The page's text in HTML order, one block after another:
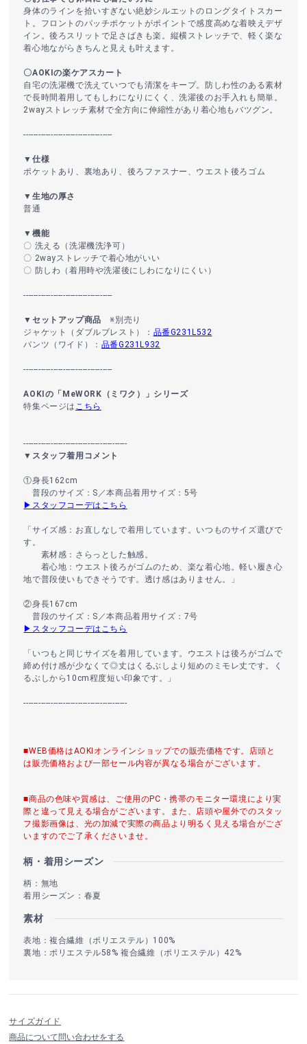
身体のラインを拾いすぎない絶妙シルエットのロングタイトスカー
ト。フロントのパッチポケットがポイントで感度高めな着映えデザ
イン。後ろスリットで足さばきも楽。縦横ストレッチで、軽く楽な
着心地ながらきちんと見えも叶えます。
〇AOKIの楽ケアスカート
自宅の洗濯機で洗えていつでも清潔をキープ。防しわ性のある素材
で長時間着用してもしわになりにくく、洗濯後のお手入れも簡単。
2wayストレッチ素材で全方向に伸縮性があり着心地もバツグン。
------------------------------------
▼仕様
ポケットあり、裏地あり、後ろファスナー、ウエスト後ろゴム
▼生地の厚さ
普通
▼機能
〇 洗える（洗濯機洗浄可）
〇 2wayストレッチで着心地がいい
〇 防しわ（着用時や洗濯後にしわになりにくい）
------------------------------------
▼セットアップ商品 ※別売り
ジャケット（ダブルブレスト）： 品番G231L532
パンツ（ワイド）： 品番G231L932
------------------------------------
AOKIの「MeWORK（ミワク）」シリーズ
特集ページは こちら
------------------------------------------
▼スタッフ着用コメント
①身長162cm
普段のサイズ：S／本商品着用サイズ：5号
▶スタッフコーデはこちら
「サイズ感：お直しなしで着用しています。いつものサイズ選びで
す。
素材感：さらっとした触感。
着心地：ウエスト後ろがゴムのため、楽な着心地。軽い履き心
地で普段使いもできそうです。透け感はありません。」
②身長167cm
普段のサイズ：S／本商品着用サイズ：7号
▶スタッフコーデはこちら
「いつもと同じサイズを着用しています。ウエストは後ろがゴムで
締め付け感が少なくて◎丈はくるぶしより短めのミモレ丈です。く
るぶしから10cm程度短い印象です。」
------------------------------------------
■WEB価格はAOKIオンラインショップでの販売価格です。店頭と
は販売価格および一部セール内容が異なる場合がございます。
■商品の色味や質感は、ご使用のPC・携帯のモニター環境により実
際と違って見える場合がございます。また、店頭や屋外でのスタッ
フ撮影画像は、光の加減で実際の商品より明るく見える場合がござ
いますのでご了承くださいませ。
柄・着用シーズン
柄：無地
着用シーズン：春夏
素材
表地：複合繊維（ポリエステル）100%
裏地：ポリエステル58% 複合繊維（ポリエステル）42%
サイズガイド
商品について問い合わせをする